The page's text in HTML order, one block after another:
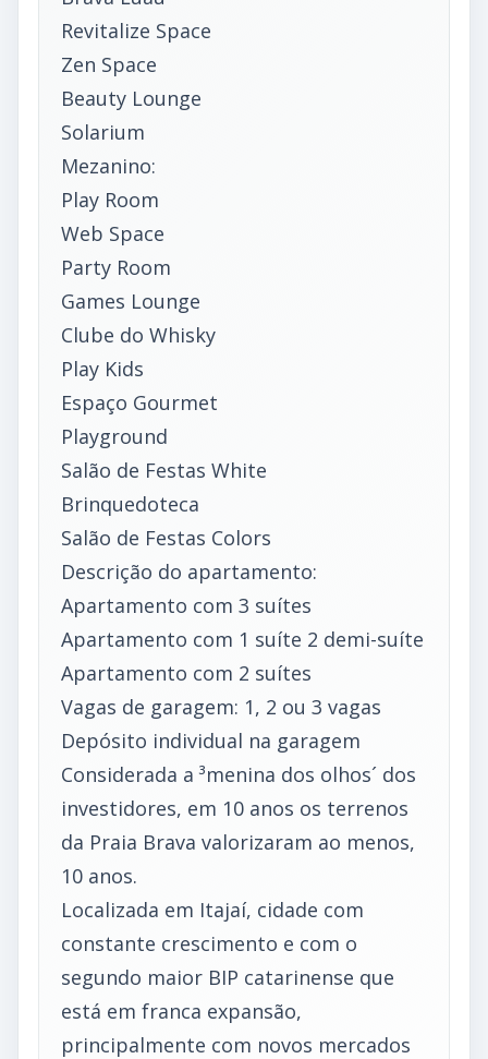
Revitalize Space
Zen Space
Beauty Lounge
Solarium
Mezanino:
Play Room
Web Space
Party Room
Games Lounge
Clube do Whisky
Play Kids
Espaço Gourmet
Playground
Salão de Festas White
Brinquedoteca
Salão de Festas Colors
Descrição do apartamento:
Apartamento com 3 suítes
Apartamento com 1 suíte 2 demi-suíte
Apartamento com 2 suítes
Vagas de garagem: 1, 2 ou 3 vagas
Depósito individual na garagem
Considerada a ³menina dos olhos´ dos
investidores, em 10 anos os terrenos
da Praia Brava valorizaram ao menos,
10 anos.
Localizada em Itajaí, cidade com
constante crescimento e com o
segundo maior BIP catarinense que
está em franca expansão,
principalmente com novos mercados